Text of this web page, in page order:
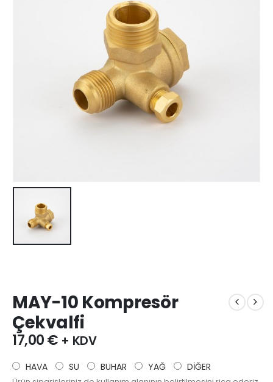
MAY-10 Kompresör
Çekvalfi
17,00€ + KDV
HAVA SU BUHAR YAĞ DİĞER